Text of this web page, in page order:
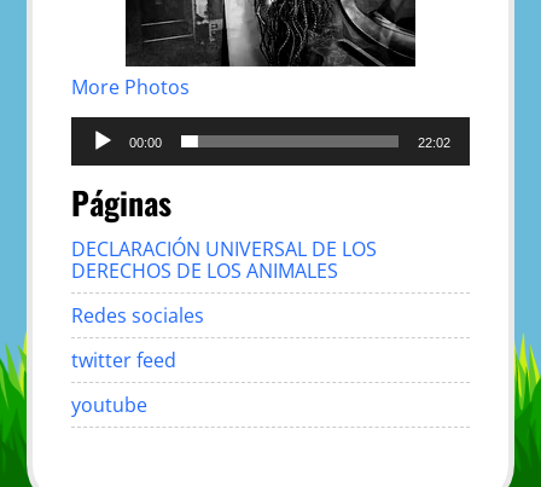
More Photos
Reproductor
audio
00:00 22:02
Páginas
DECLARACIÓN UNIVERSAL DE LOS
DERECHOS DE LOS ANIMALES
Redes sociales
twitter feed
youtube